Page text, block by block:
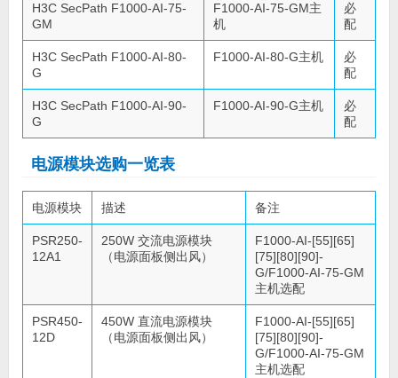
H3C SecPath F1000-AI-75-
GM
F1000-AI-75-GM主
机
必
配
H3C SecPath F1000-AI-80-
G
F1000-AI-80-G主机
必
配
H3C SecPath F1000-AI-90-
G
F1000-AI-90-G主机
必
配
电源模块选购一览表
电源模块 描述 备注
PSR250-
12A1
250W 交流电源模块
（电源面板侧出风）
F1000-AI-[55][65]
[75][80][90]-
G/F1000-AI-75-GM
主机选配
PSR450-
12D
450W 直流电源模块
（电源面板侧出风）
F1000-AI-[55][65]
[75][80][90]-
G/F1000-AI-75-GM
主机选配